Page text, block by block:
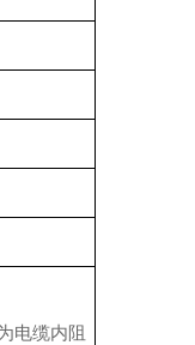
电缆内阻